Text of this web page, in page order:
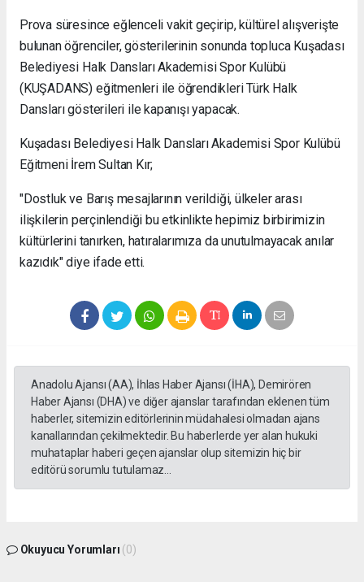
Prova süresince eğlenceli vakit geçirip, kültürel alışverişte
bulunan öğrenciler, gösterilerinin sonunda topluca Kuşadası
Belediyesi Halk Dansları Akademisi Spor Kulübü
(KUŞADANS) eğitmenleri ile öğrendikleri Türk Halk
Dansları gösterileri ile kapanışı yapacak.
Kuşadası Belediyesi Halk Dansları Akademisi Spor Kulübü
Eğitmeni İrem Sultan Kır;
"Dostluk ve Barış mesajlarının verildiği, ülkeler arası
ilişkilerin perçinlendiği bu etkinlikte hepimiz birbirimizin
kültürlerini tanırken, hatıralarımıza da unutulmayacak anılar
kazıdık" diye ifade etti.
Anadolu Ajansı (AA), İhlas Haber Ajansı (İHA), Demirören
Haber Ajansı (DHA) ve diğer ajanslar tarafından eklenen tüm
haberler, sitemizin editörlerinin müdahalesi olmadan ajans
kanallarından çekilmektedir. Bu haberlerde yer alan hukuki
muhataplar haberi geçen ajanslar olup sitemizin hiç bir
editörü sorumlu tutulamaz...
Okuyucu Yorumları (0)